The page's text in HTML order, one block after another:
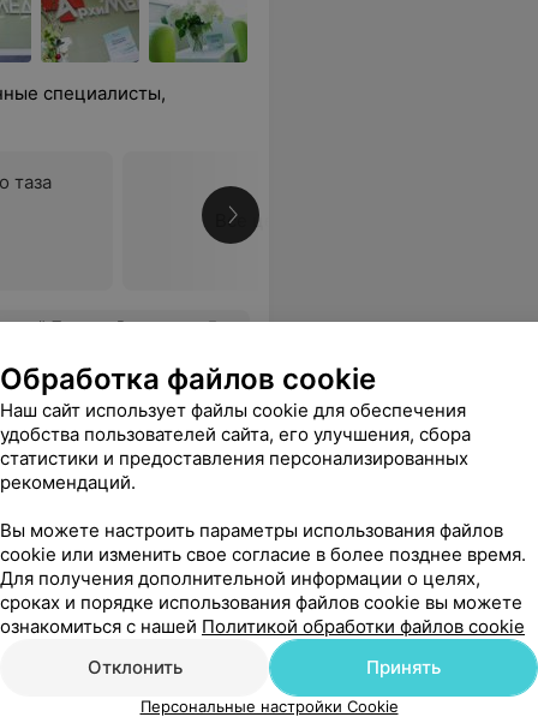
специалисты,
таза
Все цены
Очень признательна и благодарна этим врачам и всему коллективу медицинского центра "АрхиМЕД". Еще
с
и
УЗИ грудных желез с
лимфатическими
поверхностными узлами
УЗИ
31,53 руб.
Обработка файлов cookie
Наш сайт использует файлы cookie для обеспечения
удобства пользователей сайта, его улучшения, сбора
статистики и предоставления персонализированных
рекомендаций.
Вы можете настроить параметры использования файлов
cookie или изменить свое согласие в более позднее время.
Для получения дополнительной информации о целях,
сроках и порядке использования файлов cookie вы можете
ознакомиться с нашей Политикой обработки файлов cookie
Отклонить
Принять
Персональные настройки Cookie